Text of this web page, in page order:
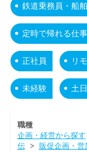
鉄道乗務員・船
定時で帰れる仕事
正社員 リ
未経験 土
職種
企画・経営から探す
伝> 販促企画・営